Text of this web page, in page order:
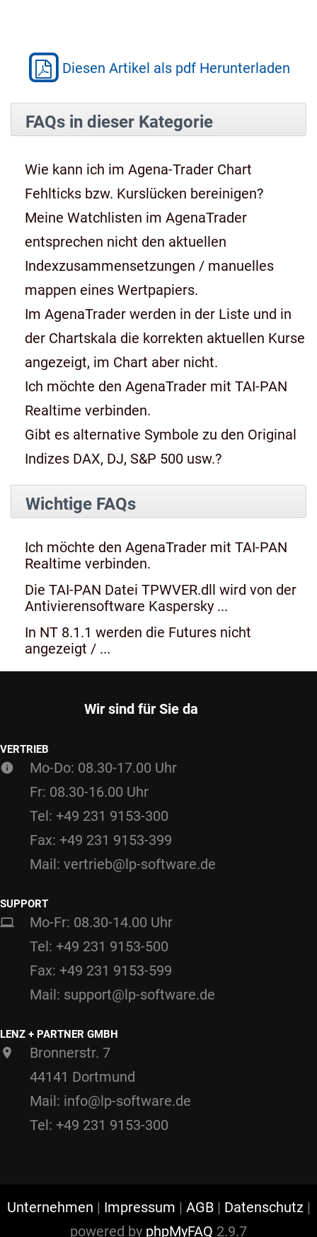
Diesen Artikel als pdf Herunterladen
FAQs in dieser Kategorie
Wie kann ich im Agena-Trader Chart
Fehlticks bzw. Kurslücken bereinigen?
Meine Watchlisten im AgenaTrader
entsprechen nicht den aktuellen
Indexzusammensetzungen / manuelles
mappen eines Wertpapiers.
Im AgenaTrader werden in der Liste und in
der Chartskala die korrekten aktuellen Kurse
angezeigt, im Chart aber nicht.
Ich möchte den AgenaTrader mit TAI-PAN
Realtime verbinden.
Gibt es alternative Symbole zu den Original
Indizes DAX, DJ, S&P 500 usw.?
Wichtige FAQs
Ich möchte den AgenaTrader mit TAI-PAN
Realtime verbinden.
Die TAI-PAN Datei TPWVER.dll wird von der
Antivierensoftware Kaspersky ...
In NT 8.1.1 werden die Futures nicht
angezeigt / ...
Wir sind für Sie da
VERTRIEB
Mo-Do: 08.30-17.00 Uhr
Fr: 08.30-16.00 Uhr
Tel: +49 231 9153-300
Fax: +49 231 9153-399
Mail: vertrieb@lp-software.de
SUPPORT
Mo-Fr: 08.30-14.00 Uhr
Tel: +49 231 9153-500
Fax: +49 231 9153-599
Mail: support@lp-software.de
LENZ + PARTNER GMBH
Bronnerstr. 7
44141 Dortmund
Mail: info@lp-software.de
Tel: +49 231 9153-300
Unternehmen | Impressum | AGB | Datenschutz|
powered by phpMyFAQ 2.9.7